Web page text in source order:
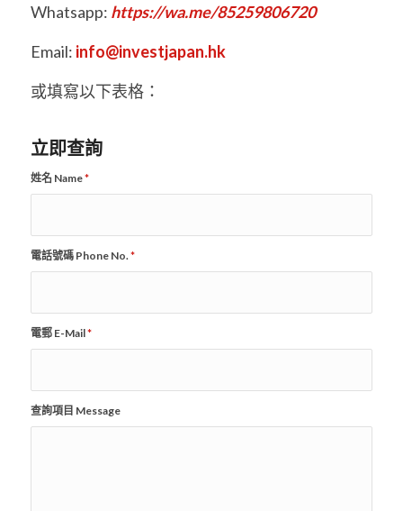
Whatsapp: https://wa.me/85259806720
Email: info@investjapan.hk
或填寫以下表格：
立即查詢
姓名 Name*
電話號碼 Phone No. *
電郵 E-Mail*
查詢項目 Message